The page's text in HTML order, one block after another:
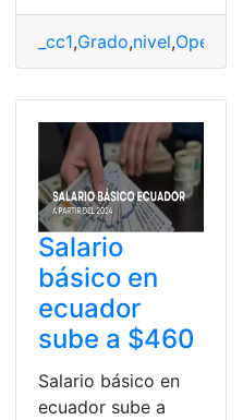
,Salario,trabajador
_cc1,Grado,nivel,
Salario
básico en
ecuador
sube a $460
Salario básico en
ecuador sube a